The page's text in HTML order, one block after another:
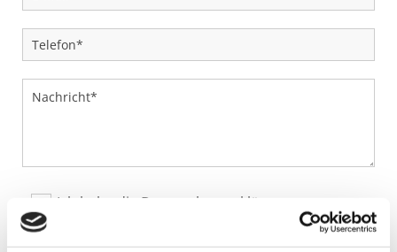
Ich habe die Datenschutzerklärung zur
Kenntnis genommen. Ich stimme einer
elektronischen Speicherung und Verarbeitung